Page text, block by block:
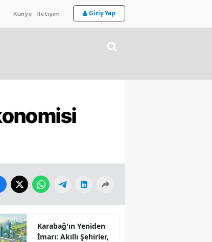
Künye İletişim Giriş Yap
Karabağ'ın Yeniden
İmarı: Akıllı Şehirler,